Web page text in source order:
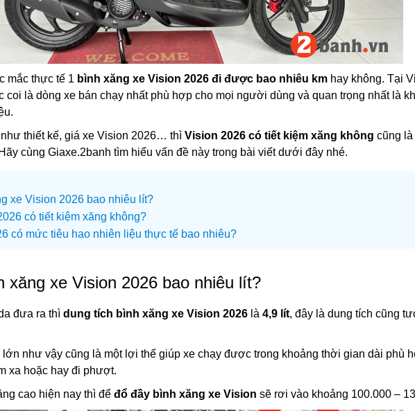
mắc thực tế 1 bình xăng xe Vision 2026 đi được bao nhiêu km hay không. Tại
coi là dòng xe bán chạy nhất phù hợp cho mọi người dùng và quan trọng nhất là
thiết kế, giá xe Vision 2026… thì Vision 2026 có tiết kiệm xăng không cũng
cùng Giaxe.2banh tìm hiểu vấn đề này trong bài viết dưới đây nhé.
xe Vision 2026 bao nhiêu lít?
có tiết kiệm xăng không?
có mức tiêu hao nhiên liệu thực tế bao nhiêu?
xăng xe Vision 2026 bao nhiêu lít?
đưa ra thì dung tích bình xăng xe Vision 2026 là 4,9 lít, đây là dung tích cũng
như vậy cũng là một lợi thế giúp xe chạy được trong khoảng thời gian dài phù
xa hoặc hay đi phượt.
cao hiện nay thì để đổ đầy bình xăng xe Vision sẽ rơi vào khoảng 100.000 –